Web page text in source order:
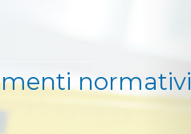
normativi